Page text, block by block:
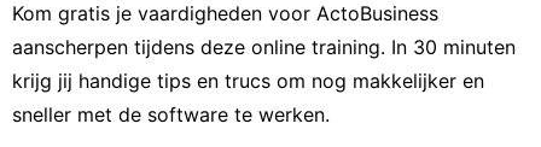
Kom gratis je vaardigheden voor ActoBusiness
aanscherpen tijdens deze online training. In 30 minuten
krijg jij handige tips en trucs om nog makkelijker en
sneller met de software te werken.